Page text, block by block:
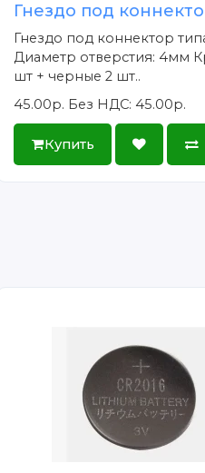
Гнездо под
Гнездо под коннектор
Диаметр отверстия: 4мм
шт + черные 2 шт..
45.00р. Без НДС: 45.00р.
Купить